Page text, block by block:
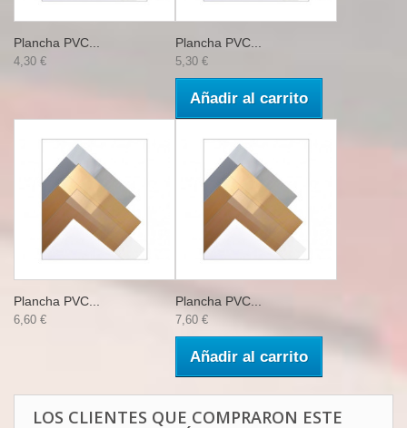
Plancha PVC...
4,30 €
Plancha PVC...
5,30 €
Añadir al carrito
Plancha PVC...
6,60 €
Plancha PVC...
7,60 €
Añadir al carrito
LOS CLIENTES QUE COMPRARON ESTE